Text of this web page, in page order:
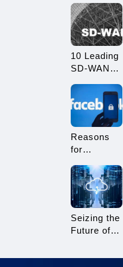
What
Advantages
Does it
10 Leading
SD-WAN
Consider in
2025
Reasons
for
Account
Suspension
and How to
Seizing the
Future of